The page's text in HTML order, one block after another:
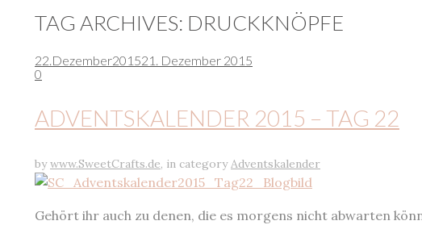
TAG ARCHIVES: DRUCKKNÖPFE
22.Dezember201521. Dezember 2015
0
ADVENTSKALENDER 2015 – TAG 22
bywww.SweetCrafts.de, in categoryAdventskalender
Gehört ihr auch zu denen, die es morgens nicht abwarten